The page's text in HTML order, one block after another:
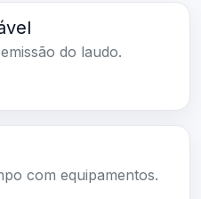
do laudo.
com equipamentos.